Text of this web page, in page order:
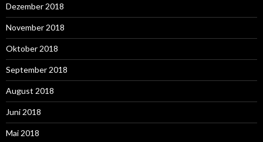
Dezember 2018
November 2018
Oktober 2018
September 2018
August 2018
Juni 2018
Mai 2018